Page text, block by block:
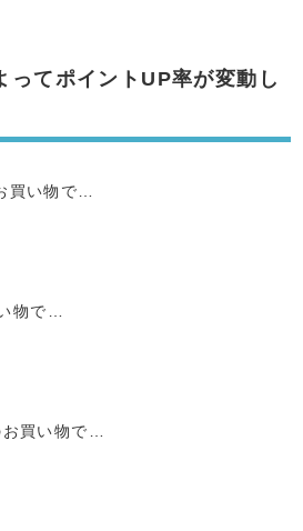
ってポイントUP率が変動し
買い物で…
物で…
買い物で…